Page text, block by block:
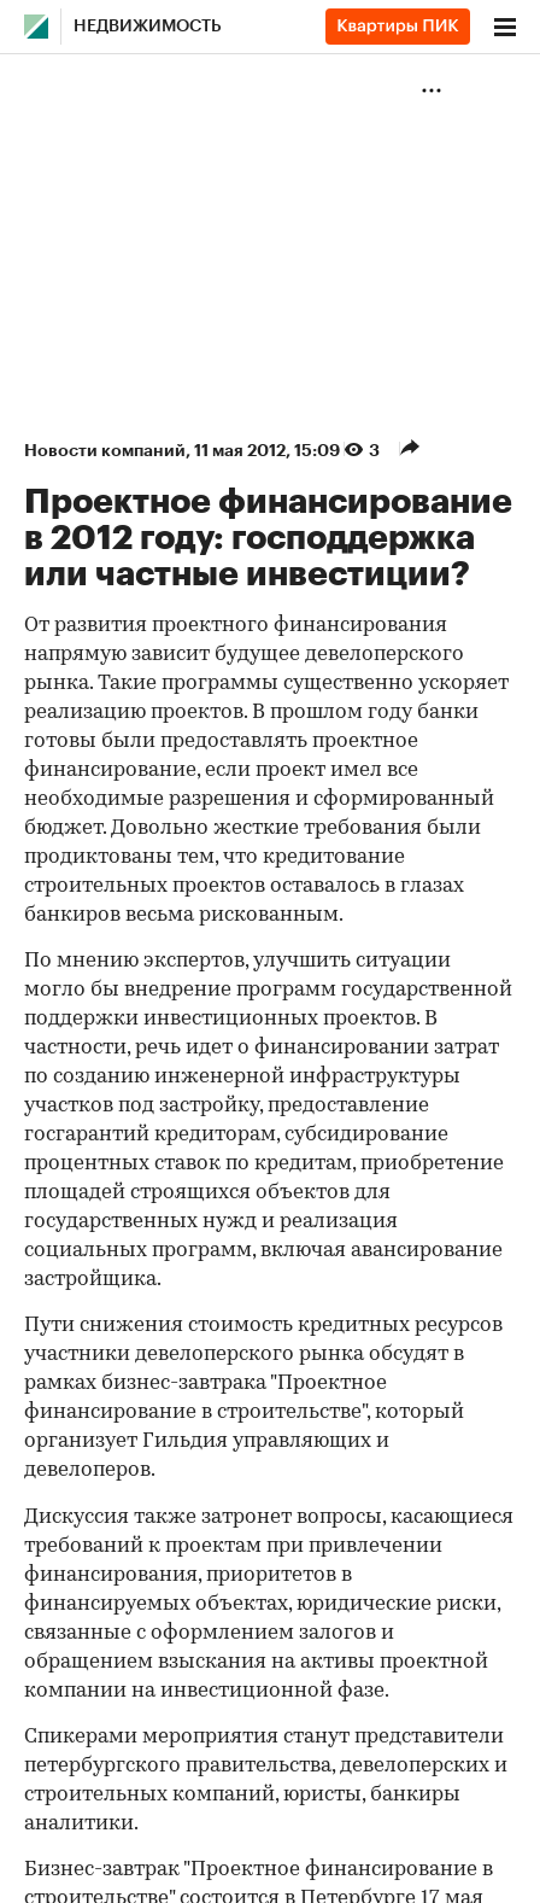
НЕДВИЖИМОСТЬ
Новости компаний⁠, 11 мая 2012, 15:09 3
Проектное финансирование
в 2012 году: господдержка
или частные инвестиции?
От развития проектного финансирования
напрямую зависит будущее девелоперского
рынка. Такие программы существенно ускоряет
реализацию проектов. В прошлом году банки
готовы были предоставлять проектное
финансирование, если проект имел все
необходимые разрешения и сформированный
бюджет. Довольно жесткие требования были
продиктованы тем, что кредитование
строительных проектов оставалось в глазах
банкиров весьма рискованным.
По мнению экспертов, улучшить ситуации
могло бы внедрение программ государственной
поддержки инвестиционных проектов. В
частности, речь идет о финансировании затрат
по созданию инженерной инфраструктуры
участков под застройку, предоставление
госгарантий кредиторам, субсидирование
процентных ставок по кредитам, приобретение
площадей строящихся объектов для
государственных нужд и реализация
социальных программ, включая авансирование
застройщика.
Пути снижения стоимость кредитных ресурсов
участники девелоперского рынка обсудят в
рамках бизнес-завтрака "Проектное
финансирование в строительстве", который
организует Гильдия управляющих и
девелоперов.
00:00 00:00
Дискуссия также затронет вопросы, касающиеся
требований к проектам при привлечении
финансирования, приоритетов в
финансируемых объектах, юридические риски,
связанные с оформлением залогов и
обращением взыскания на активы проектной
компании на инвестиционной фазе.
Спикерами мероприятия станут представители
петербургского правительства, девелоперских и
строительных компаний, юристы, банкиры
аналитики.
Бизнес-завтрак "Проектное финансирование в
строительстве" состоится в Петербурге 17 мая